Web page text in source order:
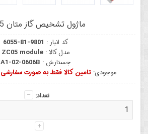
ماژول تشخیص گاز متان ZC05
کد انبار : 6055-81-9801
مدل کالا :ZC05 module
جستارش : A1-02-0606B
موجودی: تامین کالا فقط به صورت سفارشی
تعداد: